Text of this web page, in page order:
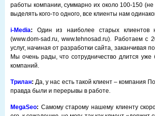
работы компании, суммарно их около 100-150
выделять кого-то одного, все клиенты нам
i-Media: Один из наиболее старых
(www.dom-sad.ru, www.tehnosad.ru). Работаем с
услуг, начиная от разработки сайта, заканчивая
Мы очень рады, что сотрудничество длится
компаний.
Трилан:Да, у нас есть такой клиент – компания
правда были и перерывы в работе.
MegaSeo: Самому старому нашему клиенту